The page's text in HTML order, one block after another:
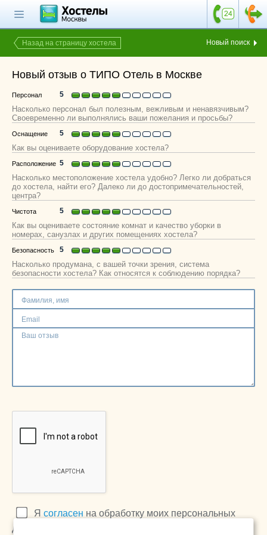
Назад на страницу хостела Новый поиск
Новый отзыв о ТИПО Отель в Москве
Персонал 5
Насколько персонал был полезным, вежливым и ненавязчивым?
Своевременно ли выполнялись ваши пожелания и просьбы?
Оснащение 5
Как вы оцениваете оборудование хостела?
Расположение 5
Насколько местоположение хостела удобно? Легко ли добраться
до хостела, найти его? Далеко ли до достопримечательностей,
центра?
Чистота 5
Как вы оцениваете состояние комнат и качество уборки в
номерах, санузлах и других помещениях хостела?
Безопасность 5
Насколько продумана, с вашей точки зрения, система
безопасности хостела? Как относятся к соблюдению порядка?
Я согласен на обработку моих персональных
данных в соответствии с
Главная страница
Поиск хостела
хостелах
Каталог хостелов
Как оплатить
Контакты
Наши группы
в социальных сетях
Бесплатный по России
8 (800) 222-58-32
Москва
+7 (495) 646-74-40
Петербург
+7 (812) 418-22-18
Полная версия сайта